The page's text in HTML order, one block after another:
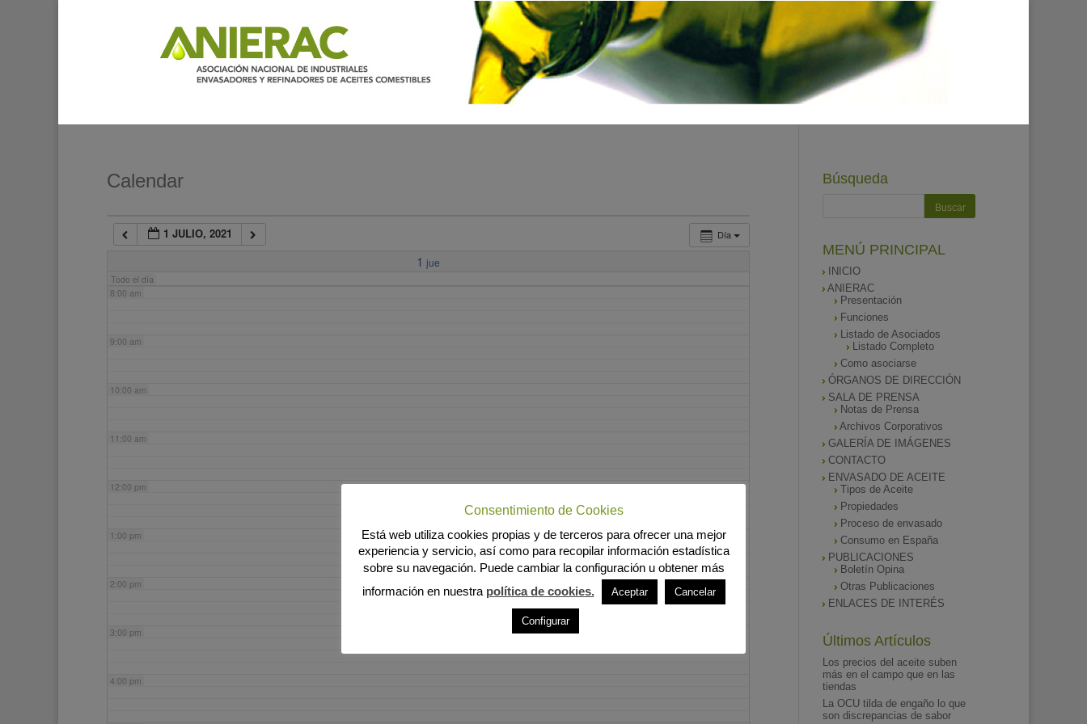
Calendar
Día
1 JULIO, 2021
1 jue
Todo el día
7:00 am
8:00 am
9:00 am
10:00 am
11:00 am
12:00 pm
1:00 pm
2:00 pm
3:00 pm
4:00 pm
Búsqueda
MENÚ PRINCIPAL
INICIO
ANIERAC
Presentación
Funciones
Listado de Asociados
Listado Completo
Como asociarse
ÓRGANOS DE DIRECCIÓN
SALA DE PRENSA
Notas de Prensa
Archivos Corporativos
GALERÍA DE IMÁGENES
CONTACTO
ENVASADO DE ACEITE
Tipos de Aceite
Propiedades
Proceso de envasado
Consumo en España
PUBLICACIONES
Boletín Opina
Otras Publicaciones
ENLACES DE INTERÉS
Últimos Artículos
Los precios del aceite suben
más en el campo que en las
tiendas
La OCU tilda de engaño lo que
son discrepancias de sabor
Consentimiento de Cookies
Está web utiliza cookies propias y de terceros para ofrecer una mejor
experiencia y servicio, así como para recopilar información estadística
sobre su navegación. Puede cambiar la configuración u obtener más
información en nuestra política de cookies. Aceptar Cancelar
Configurar